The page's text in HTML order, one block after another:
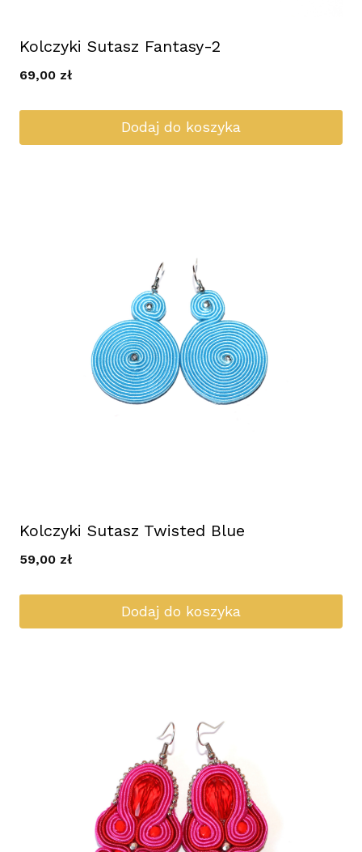
Kolczyki Sutasz Fantasy-2
69,00 zł
Dodaj do koszyka
Kolczyki Sutasz Twisted Blue
59,00 zł
Dodaj do koszyka